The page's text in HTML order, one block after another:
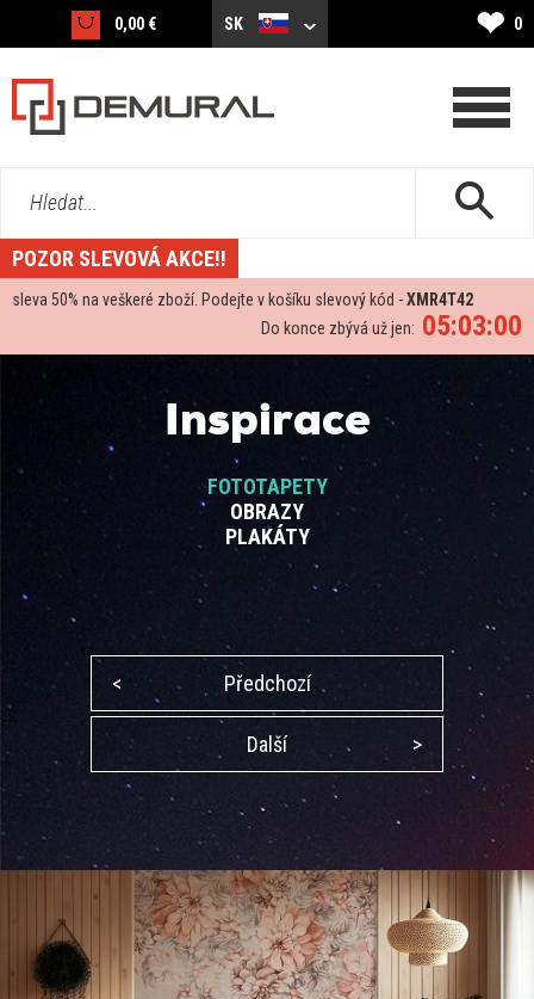
0,00 € SK ❤ 0
Hledat...
POZOR SLEVOVÁ AKCE!!
sleva 50% na veškeré zboží. Podejte v košíku slevový kód -XMR4T42
05:03:00
Do konce zbývá už jen:
Inspirace
FOTOTAPETY
OBRAZY
PLAKÁTY
< Předchozí
Další >